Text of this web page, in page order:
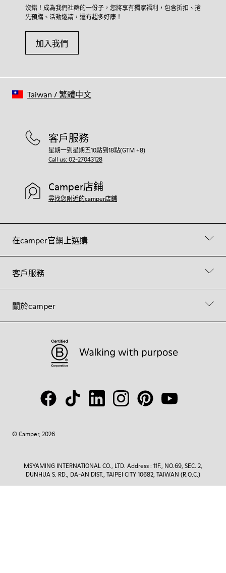
護理指南.
沒錯！成為我們社群的一份子，您將享有獨家福利，包含折扣、搶
先預購、活動邀請，還有超多好康！
加入我們
在camper官網上選購
客戶服務
關於camper
客戶服務
星期一到星期五10點到18點(GTM +8)
Call us: 02-27043128
Camper店鋪
尋找您附近的camper店鋪
© Camper, 2026
Taiwan /繁體中文
MSYAMING INTERNATIONAL CO., LTD. Address : 11F., NO.69, SEC. 2,
DUNHUA S. RD., DA-AN DIST., TAIPEI CITY 10682, TAIWAN (R.O.C.)